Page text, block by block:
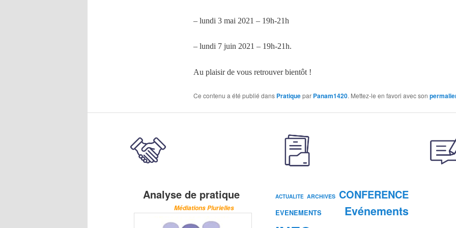
– lundi 3 mai 2021 – 19h-21h
– lundi 7 juin 2021 – 19h-21h.
Au plaisir de vous retrouver bientôt !
Ce contenu a été publié dans Pratiquepar Panam1420. Mettez-le en favori avec son
Analyse de pratique
Médiations Plurielles
ACTUALITE ARCHIVES CONFERENCE
EVENEMENTS Evénements